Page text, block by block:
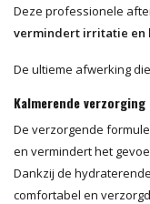
Deze professionele
vermindert irritatie en
De ultieme afwerking
Kalmerende
De verzorgende
en vermindert het
Dankzij de
comfortabel en